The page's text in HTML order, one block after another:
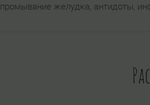
промывание желудка, антидоты,